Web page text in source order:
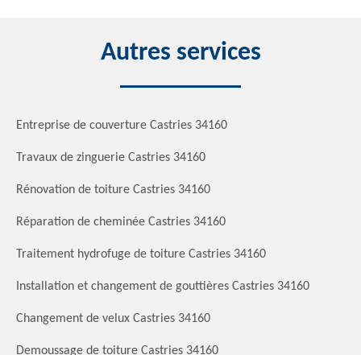
Autres services
Entreprise de couverture Castries 34160
Travaux de zinguerie Castries 34160
Rénovation de toiture Castries 34160
Réparation de cheminée Castries 34160
Traitement hydrofuge de toiture Castries 34160
Installation et changement de gouttières Castries 34160
Changement de velux Castries 34160
Demoussage de toiture Castries 34160